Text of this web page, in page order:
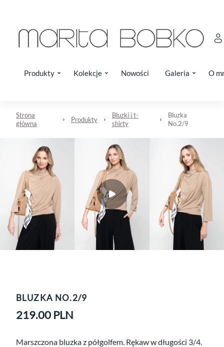
Produkty Kolekcje Nowości Galeria O
Strona
główna
Produkty
Bluzki i t-
shirty
Bluzka
No.2/9
BLUZKA NO.2/9
219.00 PLN
Marszczona bluzka z półgolfem. Rękaw w długości 3/4.